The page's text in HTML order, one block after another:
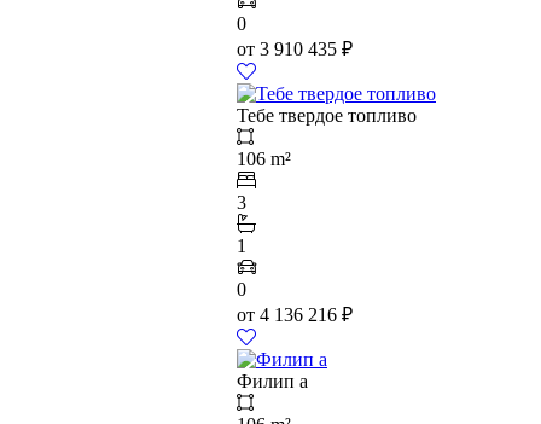
0
от 3 910 435 ₽
Тебе твердое топливо
106 m²
3
1
0
от 4 136 216 ₽
Филип а